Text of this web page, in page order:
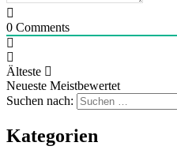
0 Comments
Älteste
Neueste Meistbewertet
Suchen nach:
Kategorien